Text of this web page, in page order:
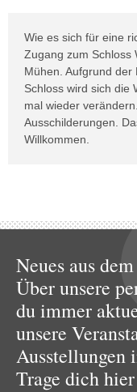
Wie es sich für eine
Zugang zum Schloss
Mühen. Aufgrund
Schloss wird sich die
mal wieder
Ausschilderungen.
Willkommen.
Neues aus
Über unsere
du immer
unsere
Ausstellungen
Trage dich